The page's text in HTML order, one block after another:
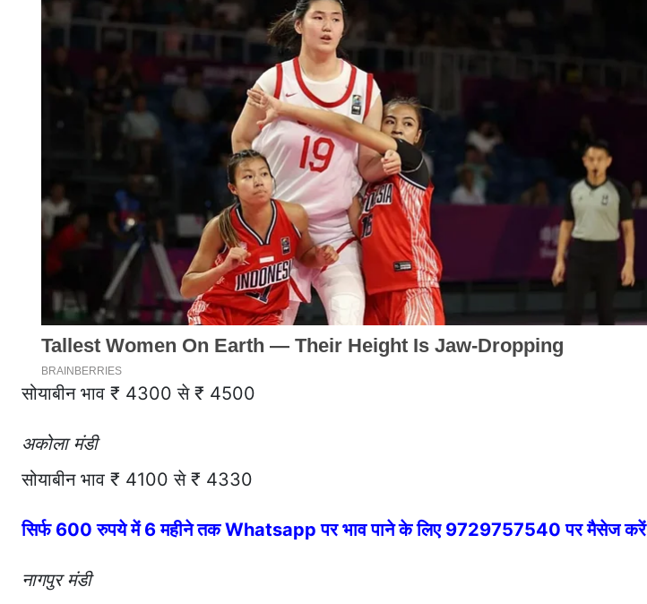
सोयाबीन भाव ₹ 4300 से ₹ 4500
अकोला मंडी
सोयाबीन भाव ₹ 4100 से ₹ 4330
सिर्फ 600 रुपये में 6 महीने तक Whatsapp पर भाव पाने के लिए 9729757540 पर मैसेज करें
नागपुर मंडी